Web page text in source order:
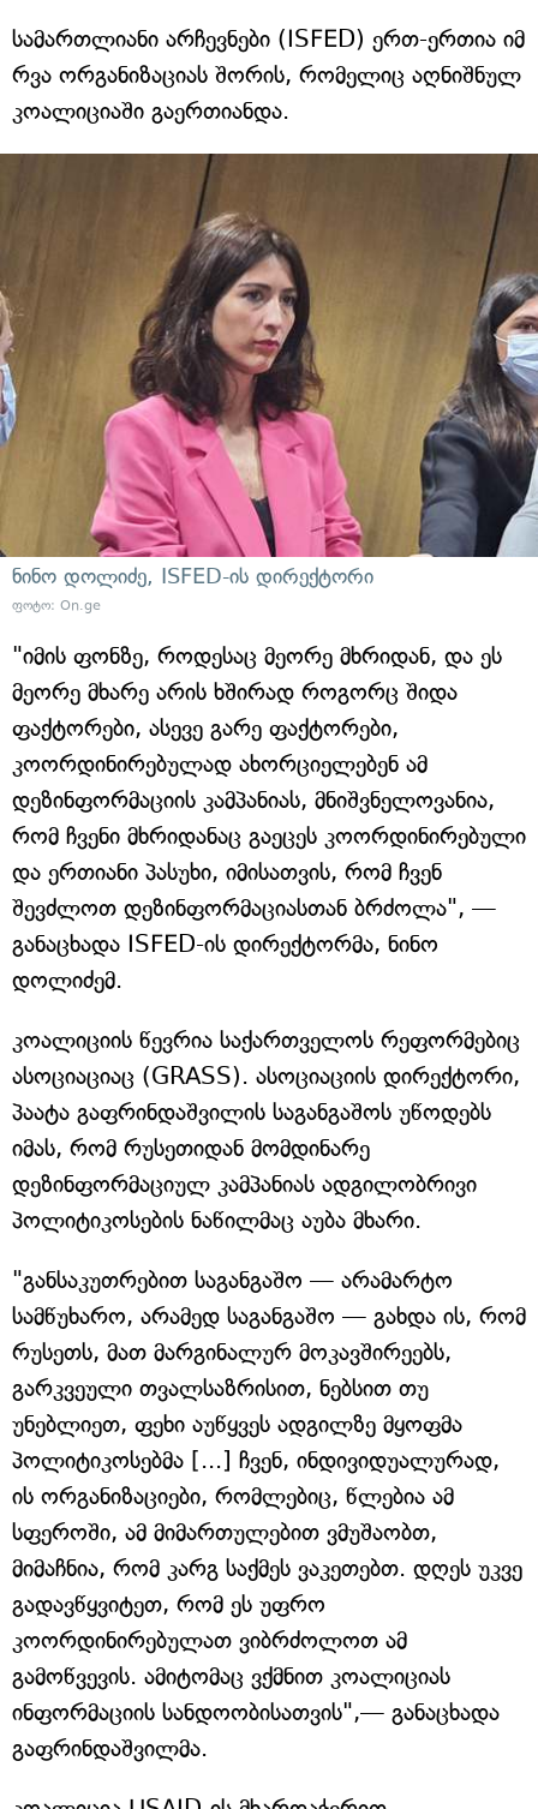
სამართლიანი არჩევნები (ISFED) ერთ-ერთია იმ
რვა ორგანიზაციას შორის, რომელიც აღნიშნულ
კოალიციაში გაერთიანდა.
ნინო დოლიძე, ISFED-ის დირექტორი
ფოტო: On.ge
"იმის ფონზე, როდესაც მეორე მხრიდან, და ეს
მეორე მხარე არის ხშირად როგორც შიდა
ფაქტორები, ასევე გარე ფაქტორები,
კოორდინირებულად ახორციელებენ ამ
დეზინფორმაციის კამპანიას, მნიშვნელოვანია,
რომ ჩვენი მხრიდანაც გაეცეს კოორდინირებული
და ერთიანი პასუხი, იმისათვის, რომ ჩვენ
შევძლოთ დეზინფორმაციასთან ბრძოლა", —
განაცხადა ISFED-ის დირექტორმა, ნინო
დოლიძემ.
კოალიციის წევრია საქართველოს რეფორმებიც
ასოციაციაც (GRASS). ასოციაციის დირექტორი,
პაატა გაფრინდაშვილის საგანგაშოს უწოდებს
იმას, რომ რუსეთიდან მომდინარე
დეზინფორმაციულ კამპანიას ადგილობრივი
პოლიტიკოსების ნაწილმაც აუბა მხარი.
"განსაკუთრებით საგანგაშო — არამარტო
სამწუხარო, არამედ საგანგაშო — გახდა ის, რომ
რუსეთს, მათ მარგინალურ მოკავშირეებს,
გარკვეული თვალსაზრისით, ნებსით თუ
უნებლიეთ, ფეხი აუწყვეს ადგილზე მყოფმა
პოლიტიკოსებმა [...] ჩვენ, ინდივიდუალურად,
ის ორგანიზაციები, რომლებიც, წლებია ამ
სფეროში, ამ მიმართულებით ვმუშაობთ,
მიმაჩნია, რომ კარგ საქმეს ვაკეთებთ. დღეს უკვე
გადავწყვიტეთ, რომ ეს უფრო
კოორდინირებულათ ვიბრძოლოთ ამ
გამოწვევის. ამიტომაც ვქმნით კოალიციას
ინფორმაციის სანდოობისათვის",— განაცხადა
გაფრინდაშვილმა.